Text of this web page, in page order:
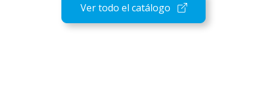
Ver todo el catálogo